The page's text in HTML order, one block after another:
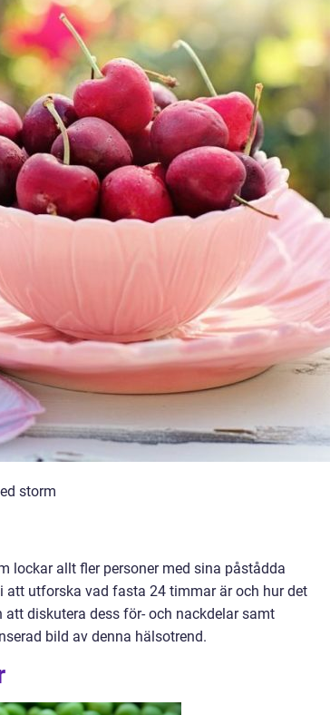
storm
lockar allt fler personer med sina påstådda
att utforska vad fasta 24 timmar är och hur det
diskutera dess för- och nackdelar samt
bild av denna hälsotrend.